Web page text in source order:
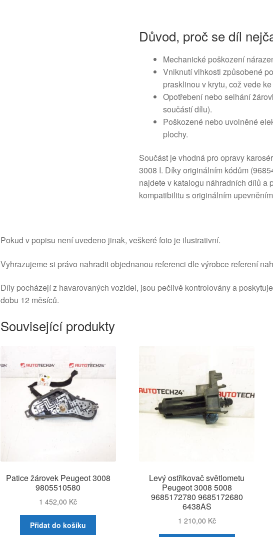
Důvod, proč se díl
Mechanické poškození
Vniknutí vlhkosti způsobené
prasklinou v krytu, což vede
Opotřebení nebo selhání
součástí dílu).
Poškozené nebo uvolněné
plochy.
Součást je vhodná pro opravy
3008 I. Díky originálním kódům
najdete v katalogu náhradních dílů a
kompatibilitu s originálním
Pokud v popisu není uvedeno jinak, veškeré foto je ilustrativní.
Vyhrazujeme si právo nahradit objednanou referenci dle výrobce referení
Díly pocházejí z havarovaných vozidel, jsou pečlivě kontrolovány a
dobu 12 měsíců.
Související produkty
Patice žárovek Peugeot 3008
9805510580
1 452,00 Kč
Přidat do košíku
Levý ostřikovač světlometu
Peugeot 3008 5008
9685172780 9685172680
6438AS
1 210,00 Kč